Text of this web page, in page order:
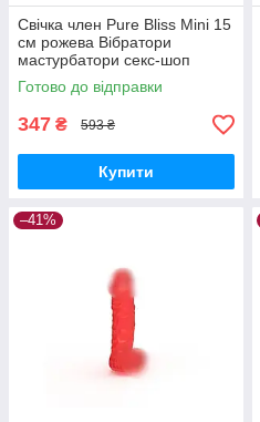
Свічка член Pure Bliss Mini 15
см рожева Вібратори
мастурбатори секс-шоп
Готово до відправки
347 ₴ 593 ₴
Купити
–41%